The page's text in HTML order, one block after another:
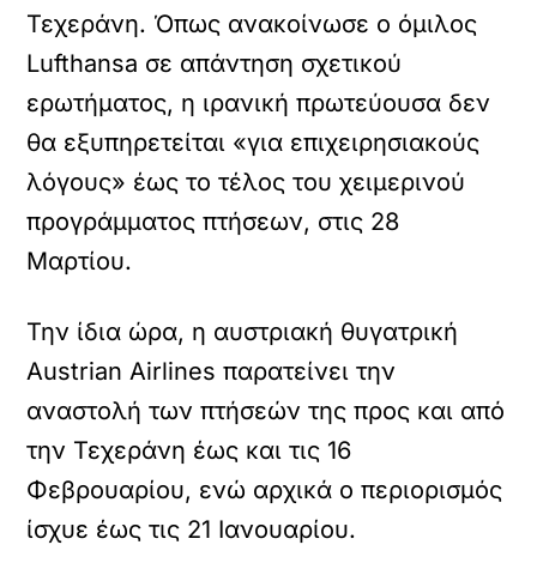
Τεχεράνη. Όπως ανακοίνωσε ο όμιλος
Lufthansa σε απάντηση σχετικού
ερωτήματος, η ιρανική πρωτεύουσα δεν
θα εξυπηρετείται «για επιχειρησιακούς
λόγους» έως το τέλος του χειμερινού
προγράμματος πτήσεων, στις 28
Μαρτίου.
Την ίδια ώρα, η αυστριακή θυγατρική
Austrian Airlines παρατείνει την
αναστολή των πτήσεών της προς και από
την Τεχεράνη έως και τις 16
Φεβρουαρίου, ενώ αρχικά ο περιορισμός
ίσχυε έως τις 21 Ιανουαρίου.